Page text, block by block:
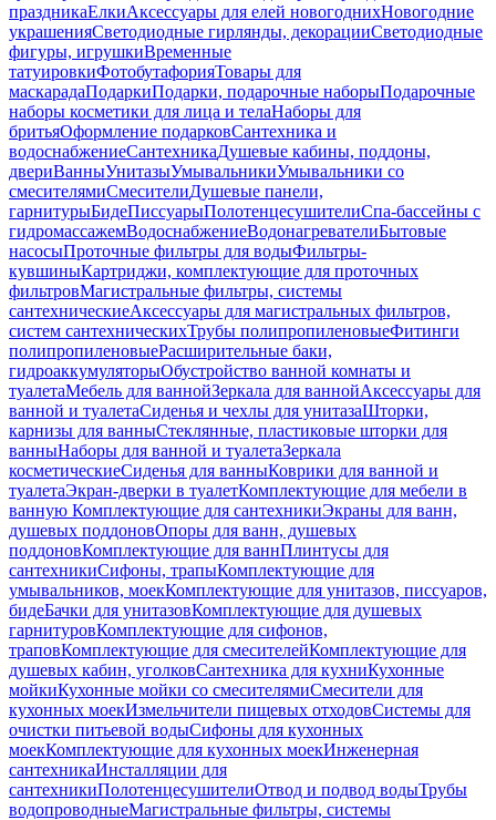
праздникаЕлкиАксессуары для елей новогоднихНовогодние
украшенияСветодиодные гирлянды, декорацииСветодиодные
фигуры, игрушкиВременные
татуировкиФотобутафорияТовары для
маскарадаПодаркиПодарки, подарочные наборыПодарочные
наборы косметики для лица и телаНаборы для
бритьяОформление подарковСантехника и
водоснабжениеСантехникаДушевые кабины, поддоны,
двериВанныУнитазыУмывальникиУмывальники со
смесителямиСмесителиДушевые панели,
гарнитурыБидеПиссуарыПолотенцесушителиСпа-бассейны с
гидромассажемВодоснабжениеВодонагревателиБытовые
насосыПроточные фильтры для водыФильтры-
кувшиныКартриджи, комплектующие для проточных
фильтровМагистральные фильтры, системы
сантехническиеАксессуары для магистральных фильтров,
систем сантехническихТрубы полипропиленовыеФитинги
полипропиленовыеРасширительные баки,
гидроаккумуляторыОбустройство ванной комнаты и
туалетаМебель для ваннойЗеркала для ваннойАксессуары для
ванной и туалетаСиденья и чехлы для унитазаШторки,
карнизы для ванныСтеклянные, пластиковые шторки для
ванныНаборы для ванной и туалетаЗеркала
косметическиеСиденья для ванныКоврики для ванной и
туалетаЭкран-дверки в туалетКомплектующие для мебели в
ванную Комплектующие для сантехникиЭкраны для ванн,
душевых поддоновОпоры для ванн, душевых
поддоновКомплектующие для ваннПлинтусы для
сантехникиСифоны, трапыКомплектующие для
умывальников, моекКомплектующие для унитазов, писсуаров,
бидеБачки для унитазовКомплектующие для душевых
гарнитуровКомплектующие для сифонов,
траповКомплектующие для смесителейКомплектующие для
душевых кабин, уголковСантехника для кухниКухонные
мойкиКухонные мойки со смесителямиСмесители для
кухонных моекИзмельчители пищевых отходовСистемы для
очистки питьевой водыСифоны для кухонных
моекКомплектующие для кухонных моекИнженерная
сантехникаИнсталляции для
сантехникиПолотенцесушителиОтвод и подвод водыТрубы
водопроводныеМагистральные фильтры, системы